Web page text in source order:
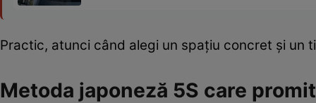
Practic, atunci când alegi un spațiu concret și un
Metoda japoneză 5S care